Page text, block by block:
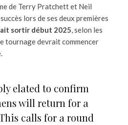
de Terry Pratchett et Neil
lors de ses deux premières
sortir début 2025, selon les
tournage devrait commencer
elated to confirm
will return for a
calls for a round